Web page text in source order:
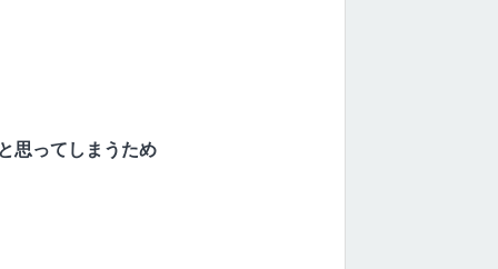
思ってしまうため